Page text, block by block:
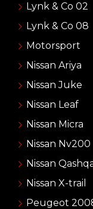
Lynk & Co 02
Lynk & Co 08
Motorsport
Nissan Ariya
Nissan Juke
Nissan Leaf
Nissan Micra
Nissan Nv200
Nissan
Nissan X-trail
Peugeot